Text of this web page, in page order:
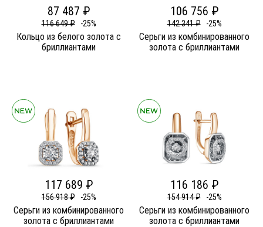
87 487 ₽
116 649 ₽ -25%
Кольцо из белого золота c
бриллиантами
106 756 ₽
142 341 ₽ -25%
Серьги из комбинированного
золота c бриллиантами
117 689 ₽
156 918 ₽ -25%
Серьги из комбинированного
золота c бриллиантами
116 186 ₽
154 914 ₽ -25%
Серьги из комбинированного
золота c бриллиантами